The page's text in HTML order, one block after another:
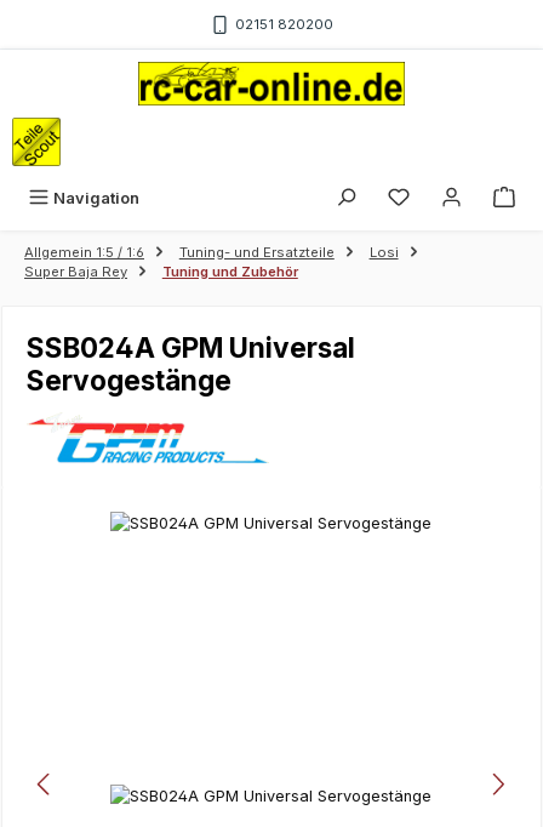
02151 820200
Navigation
Allgemein 1:5 / 1:6 Tuning- und Ersatzteile
Losi
Super Baja Rey
Tuning und Zubehör
SSB024A GPM Universal
Servogestänge
Bildergalerie überspringen